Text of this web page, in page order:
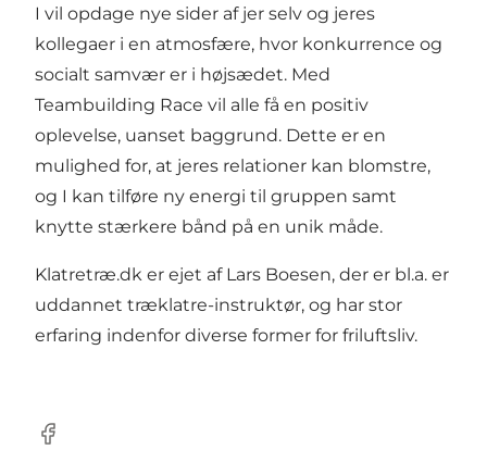
I vil opdage nye sider af jer selv og jeres
kollegaer i en atmosfære, hvor konkurrence og
socialt samvær er i højsædet. Med
Teambuilding Race vil alle få en positiv
oplevelse, uanset baggrund. Dette er en
mulighed for, at jeres relationer kan blomstre,
og I kan tilføre ny energi til gruppen samt
knytte stærkere bånd på en unik måde.
Klatretræ.dk er ejet af Lars Boesen, der er bl.a. er
uddannet træklatre-instruktør, og har stor
erfaring indenfor diverse former for friluftsliv.
Facebook